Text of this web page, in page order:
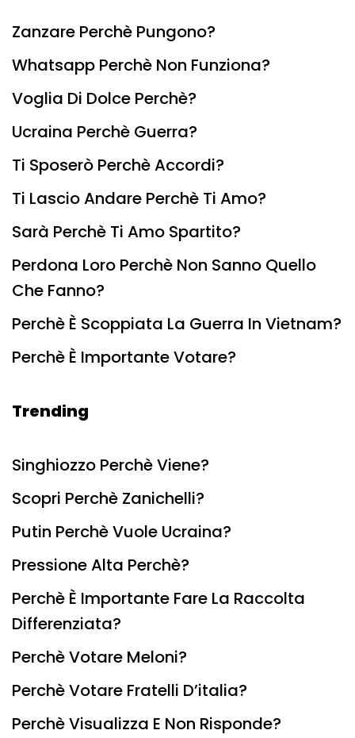
Zanzare Perchè Pungono?
Whatsapp Perchè Non Funziona?
Voglia Di Dolce Perchè?
Ucraina Perchè Guerra?
Ti Sposerò Perchè Accordi?
Ti Lascio Andare Perchè Ti Amo?
Sarà Perchè Ti Amo Spartito?
Perdona Loro Perchè Non Sanno Quello
Che Fanno?
Perchè È Scoppiata La Guerra In Vietnam?
Perchè È Importante Votare?
Trending
Singhiozzo Perchè Viene?
Scopri Perchè Zanichelli?
Putin Perchè Vuole Ucraina?
Pressione Alta Perchè?
Perchè È Importante Fare La Raccolta
Differenziata?
Perchè Votare Meloni?
Perchè Votare Fratelli D’italia?
Perchè Visualizza E Non Risponde?